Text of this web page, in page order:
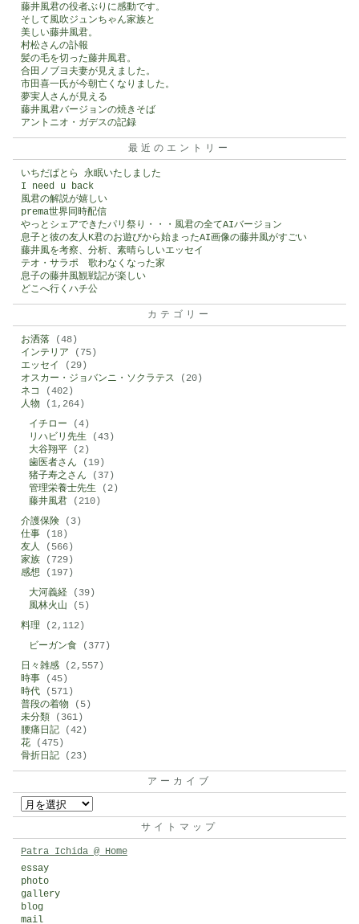
藤井風君の役者ぶりに感動です。
そして風吹ジュンちゃん家族と
美しい藤井風君。
村松さんの訃報
髪の毛を切った藤井風君。
合田ノブヨ夫妻が見えました。
市田喜一氏が今朝亡くなりました。
夢実人さんが見える
藤井風君バージョンの焼きそば
アントニオ・ガデスの記録
最近のエントリー
いちだぱとら 永眠いたしました
I need u back
風君の解説が嬉しい
prema世界同時配信
やっとシェアできたパリ祭り・・・風君の全てAIバージョン
息子と彼の友人K君のお遊びから始まったAI画像の藤井風がすごい
藤井風を考察、分析、素晴らしいエッセイ
テオ・サラポ 歌わなくなった家
息子の藤井風観戦記が楽しい
どこへ行くハチ公
カテゴリー
お洒落 (48)
インテリア (75)
エッセイ
(29)
オスカー・ジョバンニ・ソクラテス (20)
ネコ
(402)
人物 (1,264)
イチロー (4)
リハビリ先生 (43)
大谷翔平 (2)
歯医者さん (19)
猪子寿之さん (37)
管理栄養士先生 (2)
藤井風君 (210)
介護保険 (3)
仕事 (18)
友人
(566)
家族 (729)
感想 (197)
大河義経 (39)
風林火山 (5)
料理 (2,112)
ビーガン食 (377)
日々雑感 (2,557)
時事 (45)
時代 (571)
普段の着物 (5)
未分類 (361)
腰痛日記 (42)
花 (475)
骨折日記 (23)
アーカイブ
イ
サイトマップ
Patra Ichida @ Home
essay
photo
gallery
blog
mail